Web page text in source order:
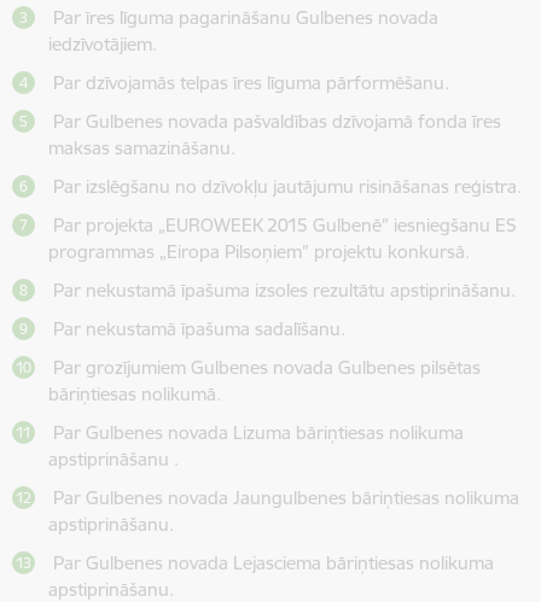
Par īres līguma pagarināšanu Gulbenes novada
iedzīvotājiem.
Par dzīvojamās telpas īres līguma pārformēšanu.
Par Gulbenes novada pašvaldības dzīvojamā fonda īres
maksas samazināšanu.
Par izslēgšanu no dzīvokļu jautājumu risināšanas reģistra.
Par projekta „EUROWEEK 2015 Gulbenē” iesniegšanu ES
programmas „Eiropa Pilsoņiem” projektu konkursā.
Par nekustamā īpašuma izsoles rezultātu apstiprināšanu.
Par nekustamā īpašuma sadalīšanu.
Par grozījumiem Gulbenes novada Gulbenes pilsētas
bāriņtiesas nolikumā.
Par Gulbenes novada Lizuma bāriņtiesas nolikuma
apstiprināšanu .
Par Gulbenes novada Jaungulbenes bāriņtiesas nolikuma
apstiprināšanu.
Par Gulbenes novada Lejasciema bāriņtiesas nolikuma
apstiprināšanu.